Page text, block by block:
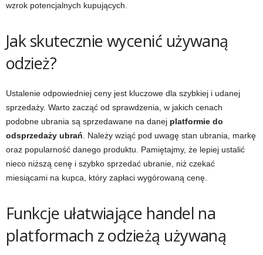
wzrok potencjalnych kupujących.
Jak skutecznie wycenić używaną
odzież?
Ustalenie odpowiedniej ceny jest kluczowe dla szybkiej i udanej
sprzedaży. Warto zacząć od sprawdzenia, w jakich cenach
podobne ubrania są sprzedawane na danej platformie do
odsprzedaży ubrań . Należy wziąć pod uwagę stan ubrania, markę
oraz popularność danego produktu. Pamiętajmy, że lepiej ustalić
nieco niższą cenę i szybko sprzedać ubranie, niż czekać
miesiącami na kupca, który zapłaci wygórowaną cenę.
Funkcje ułatwiające handel na
platformach z odzieżą używaną